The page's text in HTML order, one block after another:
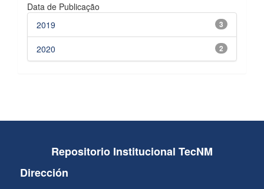
Data de Publicação
3
2019
2
2020
Repositorio Institucional TecNM
Dirección